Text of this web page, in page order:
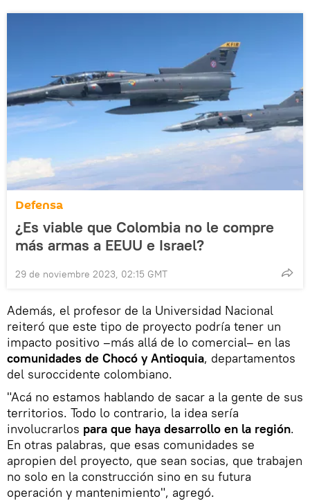
Defensa
¿Es viable que Colombia no le compre
más armas a EEUU e Israel?
29 de noviembre 2023, 02:15 GMT
Además, el profesor de la Universidad Nacional
reiteró que este tipo de proyecto podría tener un
impacto positivo –más allá de lo comercial– en las
comunidades de Chocó y Antioquia, departamentos
del suroccidente colombiano.
"Acá no estamos hablando de sacar a la gente de sus
territorios. Todo lo contrario, la idea sería
involucrarlos para que haya desarrollo en la región.
En otras palabras, que esas comunidades se
apropien del proyecto, que sean socias, que trabajen
no solo en la construcción sino en su futura
operación y mantenimiento", agregó.